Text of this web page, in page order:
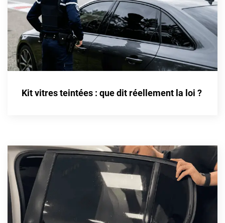
Fisker
Ford
Foton
Gac
Grecav
Gwm
Holden
Kit vitres teintées : que dit réellement la loi ?